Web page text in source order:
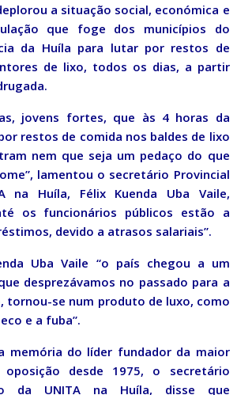
a situação social, económica e
que foge dos municípios do
da Huíla para lutar por restos de
de lixo, todos os dias, a partir
jovens fortes, que às 4 horas da
restos de comida nos baldes de lixo
nem que seja um pedaço do que
lamentou o secretário Provincial
na Huíla, Félix Kuenda Uba Vaile,
os funcionários públicos estão a
devido a atrasos salariais”.
Uba Vaile “o país chegou a um
desprezávamos no passado para a
tornou-se num produto de luxo, como
e a fuba”.
memória do líder fundador da maior
desde 1975, o secretário
da UNITA na Huíla, disse que